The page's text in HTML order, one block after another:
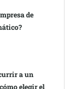
de
a un
elegir el